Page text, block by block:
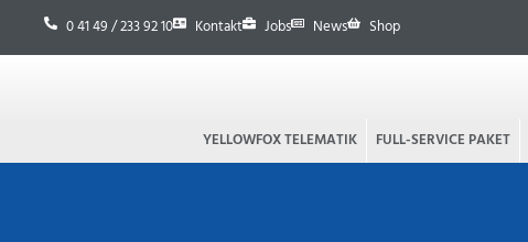
0 41 49 / 233 92 10 Kontakt Jobs News Shop
YELLOWFOX TELEMATIK FULL-SERVICE PAKET